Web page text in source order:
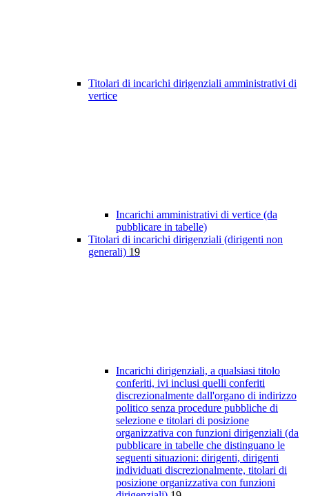
Titolari di incarichi dirigenziali amministrativi di
vertice
Incarichi amministrativi di vertice (da
pubblicare in tabelle)
Titolari di incarichi dirigenziali (dirigenti non
generali) 19
Incarichi dirigenziali, a qualsiasi titolo
conferiti, ivi inclusi quelli conferiti
discrezionalmente dall'organo di indirizzo
politico senza procedure pubbliche di
selezione e titolari di posizione
organizzativa con funzioni dirigenziali (da
pubblicare in tabelle che distinguano le
seguenti situazioni: dirigenti, dirigenti
individuati discrezionalmente, titolari di
posizione organizzativa con funzioni